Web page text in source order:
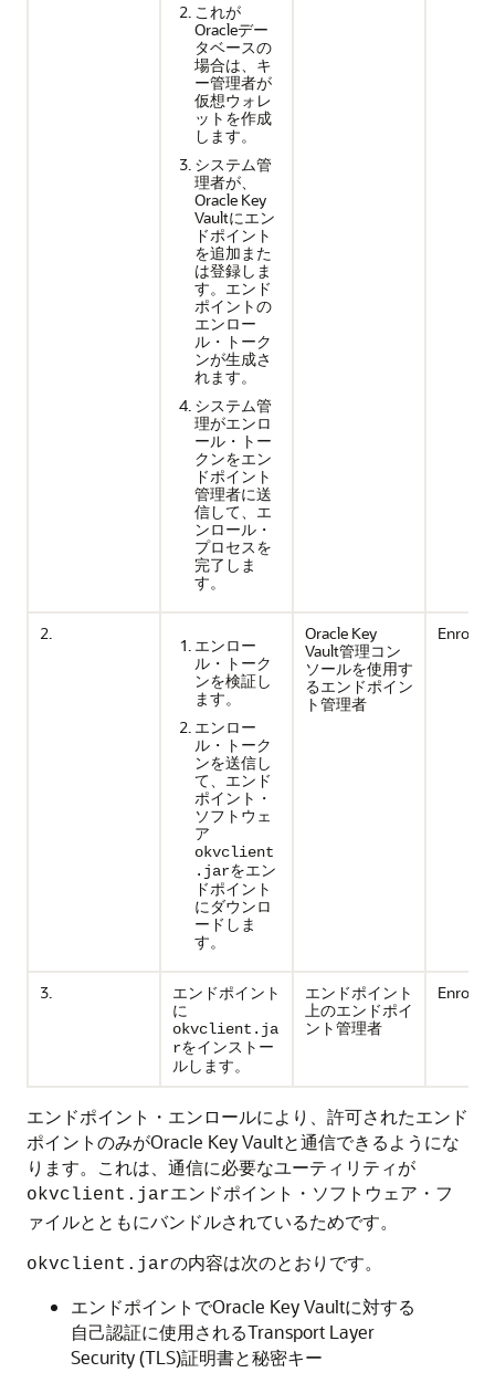
これが
Oracleデー
タベースの
場合は、キ
ー管理者が
仮想ウォレ
ットを作成
します。
システム管
理者が、
Oracle Key
Vaultにエン
ドポイント
を追加また
は登録しま
す。エンド
ポイントの
エンロー
ル・トーク
ンが生成さ
れます。
システム管
理がエンロ
ール・トー
クンをエン
ドポイント
管理者に送
信して、エ
ンロール・
プロセスを
完了しま
す。
2.
エンロー
ル・トーク
ンを検証し
ます。
エンロー
ル・トーク
ンを送信し
て、エンド
ポイント・
ソフトウェ
ア
okvclient
.jarをエン
ドポイント
にダウンロ
ードしま
す。
Oracle Key
Vault管理コン
ソールを使用す
るエンドポイン
ト管理者
Enrolled
3.
エンドポイント
に
okvclient.ja
rをインストー
ルします。
エンドポイント
上のエンドポイ
ント管理者
Enrolled
エンドポイント・エンロールにより、許可されたエンド
ポイントのみがOracle Key Vaultと通信できるようにな
ります。これは、通信に必要なユーティリティが
okvclient.jarエンドポイント・ソフトウェア・フ
ァイルとともにバンドルされているためです。
okvclient.jarの内容は次のとおりです。
エンドポイントでOracle Key Vaultに対する
自己認証に使用されるTransport Layer
Security (TLS)証明書と秘密キー